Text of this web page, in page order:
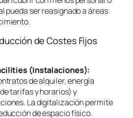
pueda ser reasignado a áreas
de Costes Fijos
(Instalaciones):
de alquiler, energía
tarifas y horarios) y
La digitalización permite
de espacio físico.